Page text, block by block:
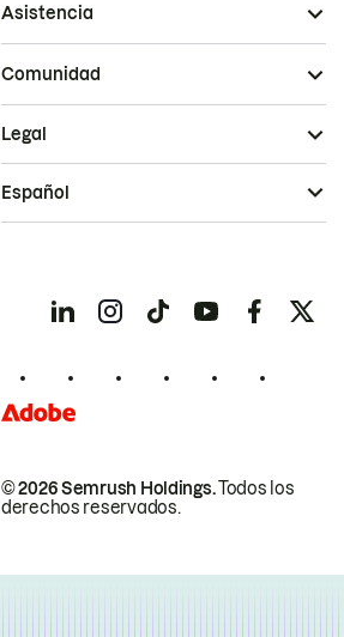
Asistencia
Comunidad
© 2026 Semrush Holdings.Todos los
derechos reservados.
Legal
Español